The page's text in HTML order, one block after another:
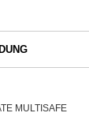
MULTISAFE